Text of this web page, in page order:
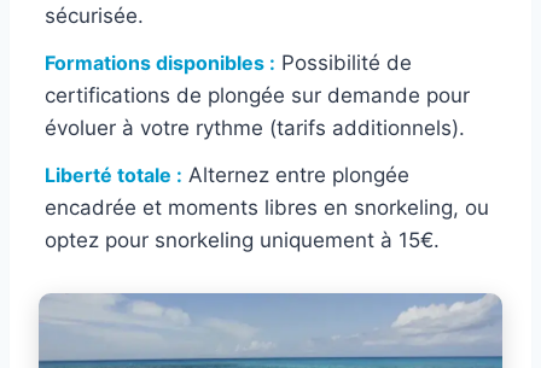
sécurisée.
Formations disponibles : Possibilité de
certifications de plongée sur demande pour
évoluer à votre rythme (tarifs additionnels).
Liberté totale : Alternez entre plongée
encadrée et moments libres en snorkeling, ou
optez pour snorkeling uniquement à 15€.